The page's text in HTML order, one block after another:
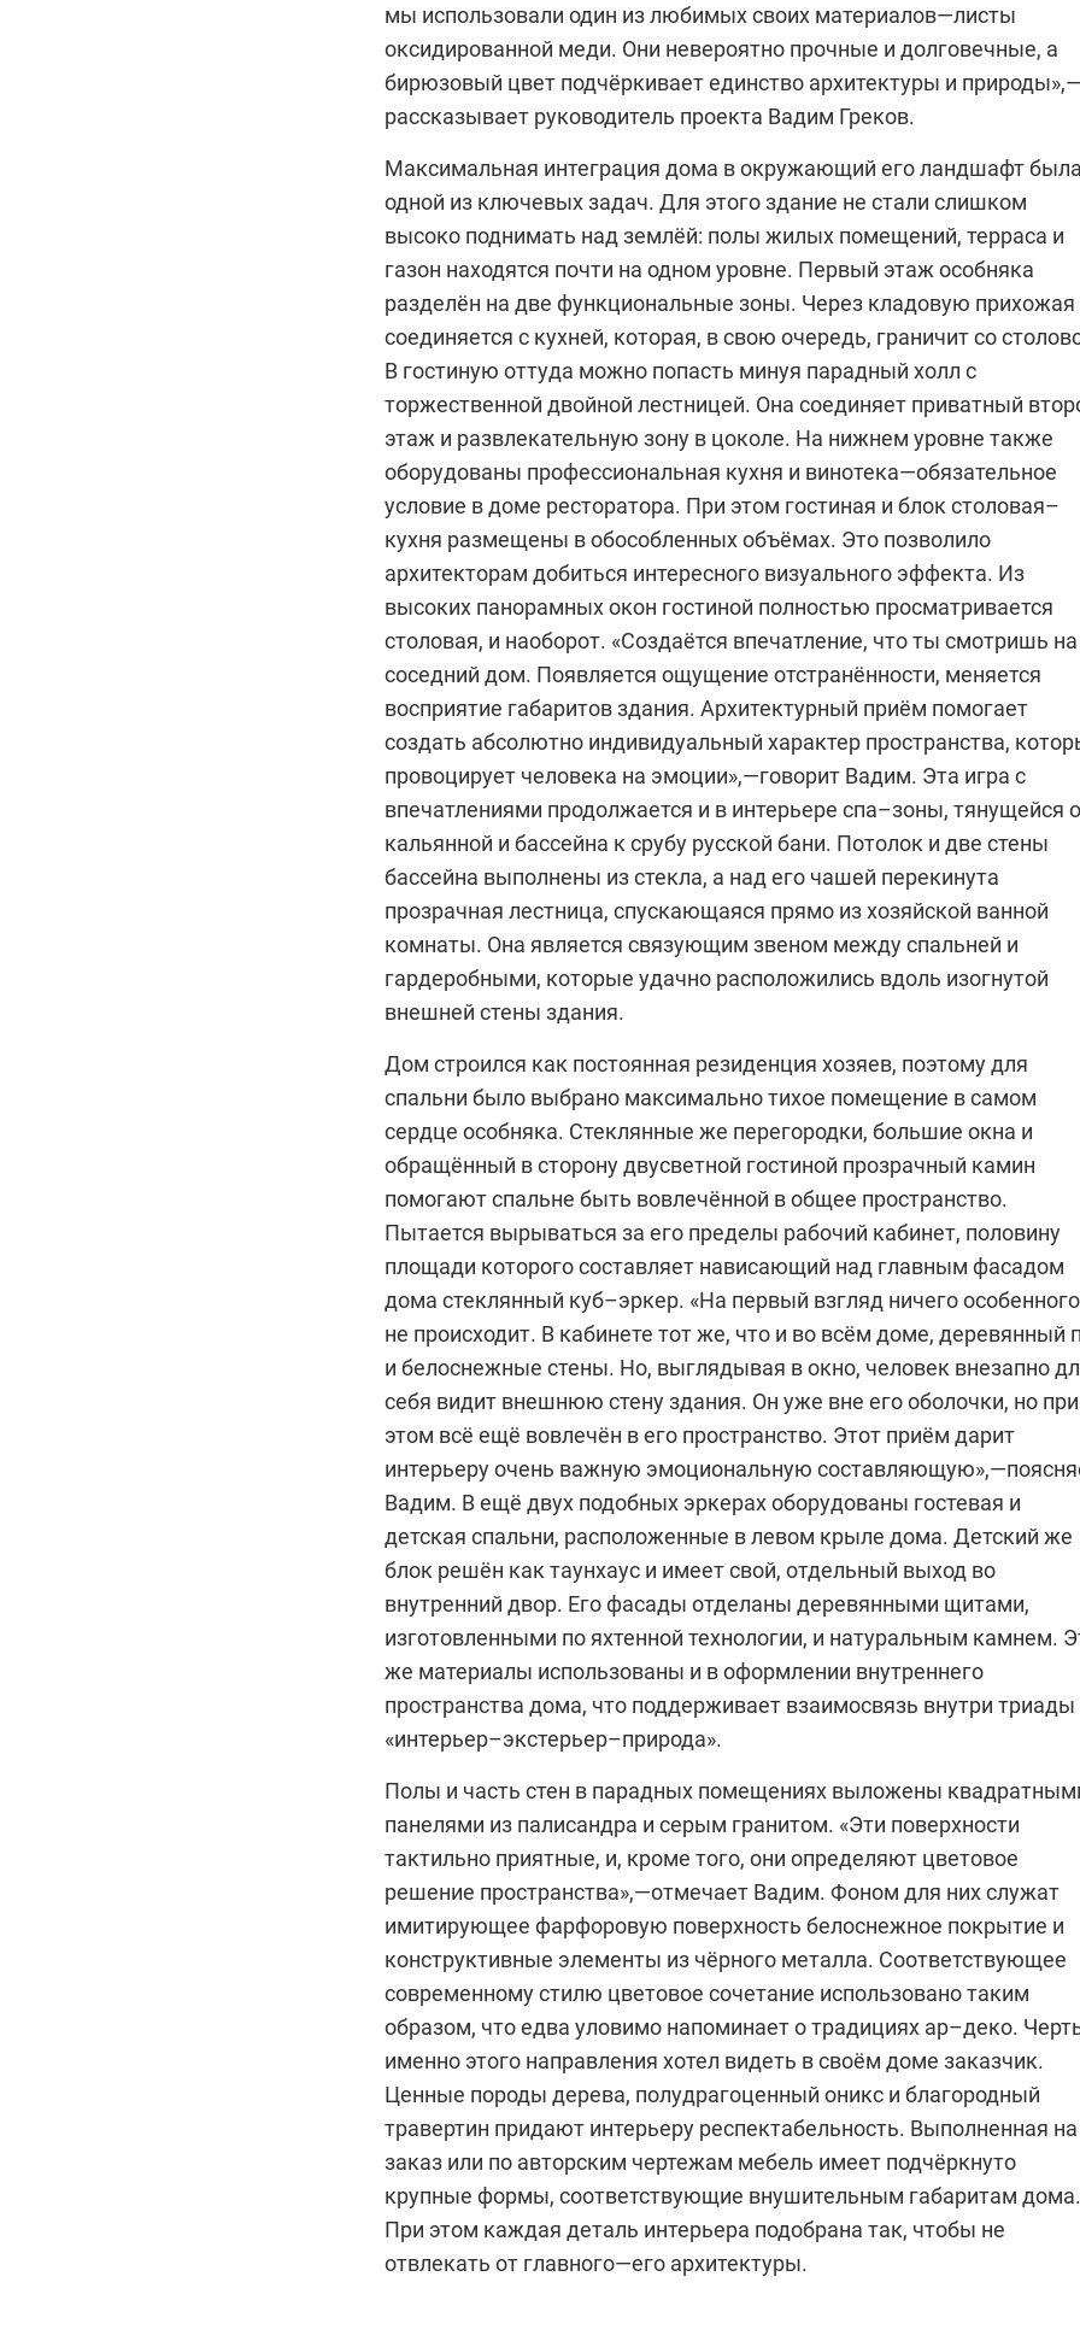
мы использовали один из любимых своих материалов—листы
оксидированной меди. Они невероятно прочные и долговечные, а
бирюзовый цвет подчёркивает единство архитектуры и природы»,—
рассказывает руководитель проекта Вадим Греков.
Максимальная интеграция дома в окружающий его ландшафт была
одной из ключевых задач. Для этого здание не стали слишком
высоко поднимать над землёй: полы жилых помещений, терраса и
газон находятся почти на одном уровне. Первый этаж особняка
разделён на две функциональные зоны. Через кладовую прихожая
соединяется с кухней, которая, в свою очередь, граничит со
В гостиную оттуда можно попасть минуя парадный холл с
торжественной двойной лестницей. Она соединяет приватный
этаж и развлекательную зону в цоколе. На нижнем уровне также
оборудованы профессиональная кухня и винотека—обязательное
условие в доме ресторатора. При этом гостиная и блок столовая–
кухня размещены в обособленных объёмах. Это позволило
архитекторам добиться интересного визуального эффекта. Из
высоких панорамных окон гостиной полностью просматривается
столовая, и наоборот. «Создаётся впечатление, что ты смотришь на
соседний дом. Появляется ощущение отстранённости, меняется
восприятие габаритов здания. Архитектурный приём помогает
создать абсолютно индивидуальный характер пространства,
провоцирует человека на эмоции»,—говорит Вадим. Эта игра с
впечатлениями продолжается и в интерьере спа–зоны, тянущейся
кальянной и бассейна к срубу русской бани. Потолок и две стены
бассейна выполнены из стекла, а над его чашей перекинута
прозрачная лестница, спускающаяся прямо из хозяйской ванной
комнаты. Она является связующим звеном между спальней и
гардеробными, которые удачно расположились вдоль изогнутой
внешней стены здания.
Дом строился как постоянная резиденция хозяев, поэтому для
спальни было выбрано максимально тихое помещение в самом
сердце особняка. Стеклянные же перегородки, большие окна и
обращённый в сторону двусветной гостиной прозрачный камин
помогают спальне быть вовлечённой в общее пространство.
Пытается вырываться за его пределы рабочий кабинет, половину
площади которого составляет нависающий над главным фасадом
дома стеклянный куб–эркер. «На первый взгляд ничего особенного
не происходит. В кабинете тот же, что и во всём доме, деревянный
и белоснежные стены. Но, выглядывая в окно, человек внезапно
себя видит внешнюю стену здания. Он уже вне его оболочки, но при
этом всё ещё вовлечён в его пространство. Этот приём дарит
интерьеру очень важную эмоциональную
Вадим. В ещё двух подобных эркерах оборудованы гостевая и
детская спальни, расположенные в левом крыле дома. Детский же
блок решён как таунхаус и имеет свой, отдельный выход во
внутренний двор. Его фасады отделаны деревянными щитами,
изготовленными по яхтенной технологии, и натуральным камнем.
же материалы использованы и в оформлении внутреннего
пространства дома, что поддерживает взаимосвязь внутри триады
«интерьер–экстерьер–природа».
Полы и часть стен в парадных помещениях выложены
панелями из палисандра и серым гранитом. «Эти поверхности
тактильно приятные, и, кроме того, они определяют цветовое
решение пространства»,—отмечает Вадим. Фоном для них служат
имитирующее фарфоровую поверхность белоснежное покрытие и
конструктивные элементы из чёрного металла. Соответствующее
современному стилю цветовое сочетание использовано таким
образом, что едва уловимо напоминает о традициях ар–деко.
именно этого направления хотел видеть в своём доме заказчик.
Ценные породы дерева, полудрагоценный оникс и благородный
травертин придают интерьеру респектабельность. Выполненная на
заказ или по авторским чертежам мебель имеет подчёркнуто
крупные формы, соответствующие внушительным габаритам дома.
При этом каждая деталь интерьера подобрана так, чтобы не
отвлекать от главного—его архитектуры.